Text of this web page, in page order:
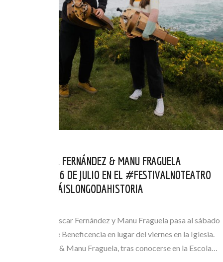
CAMBIO: ÓSCAR FERNÁNDEZ & MANU FRAGUELA
ACTUARÁN EL 16 DE JULIO EN EL #FESTIVALNOTEATRO
DURANTE #OMÁISLONGODAHISTORIA
El concierto de Óscar Fernández y Manu Fraguela pasa al sábado
16 en el Teatro de Beneficencia en lugar del viernes en la Iglesia.
Óscar Fernández & Manu Fraguela, tras conocerse en la Escola…